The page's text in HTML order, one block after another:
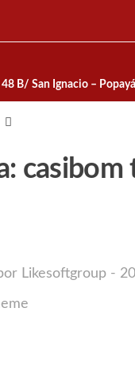
B/ San Ignacio –
casibom
Likesoftgroup -